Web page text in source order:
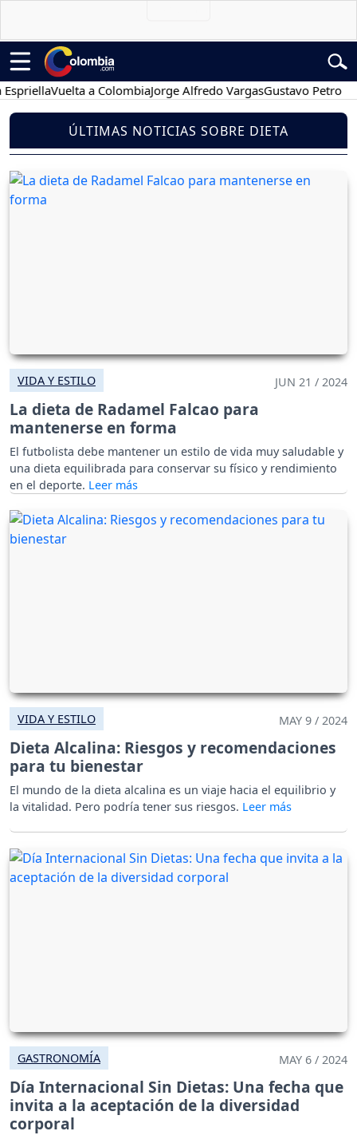
Vuelta a ColombiaJorge Alfredo VargasGustavo Petro
ÚLTIMAS NOTICIAS SOBRE DIETA
VIDA Y ESTILO JUN 21 / 2024
La dieta de Radamel Falcao para
mantenerse en forma
El futbolista debe mantener un estilo de vida muy saludable y
una dieta equilibrada para conservar su físico y rendimiento
en el deporte.
VIDA Y ESTILO MAY 9 / 2024
Dieta Alcalina: Riesgos y recomendaciones
para tu bienestar
El mundo de la dieta alcalina es un viaje hacia el equilibrio y
la vitalidad. Pero podría tener sus riesgos.
GASTRONOMÍA MAY 6 / 2024
Día Internacional Sin Dietas: Una fecha que
invita a la aceptación de la diversidad
corporal